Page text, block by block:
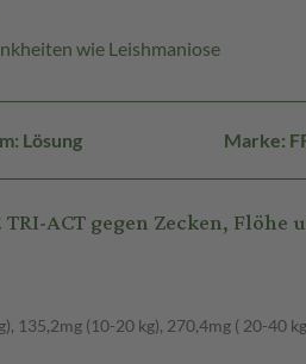
wie Leishmaniose
Lösung Marke:
ACT gegen Zecken,
135,2mg (10-20 kg), 270,4mg ( 20-40